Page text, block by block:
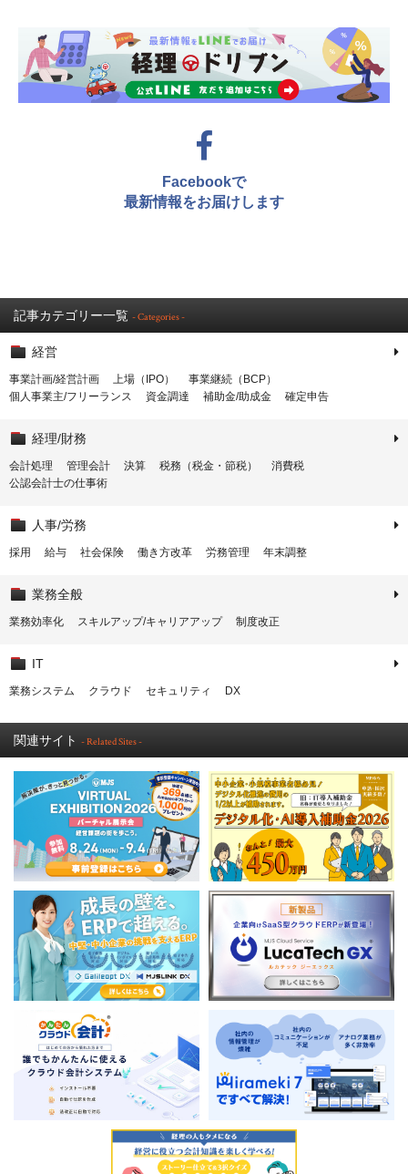
Facebookで
最新情報をお届けします
記事カテゴリー一覧 - Categories -
経営
事業計画/経営計画 上場（IPO）
事業継続（BCP）
個人事業主/フリーランス
資金調達 補助金/助成金 確定申告
経理/財務
会計処理 管理会計 決算 税務（税金・節税）
消費税
公認会計士の仕事術
人事/労務
採用 給与 社会保険 働き方改革 労務管理 年末調整
業務全般
業務効率化 スキルアップ/キャリアアップ 制度改正
IT
業務システム クラウド セキュリティ DX
関連サイト - Related Sites -